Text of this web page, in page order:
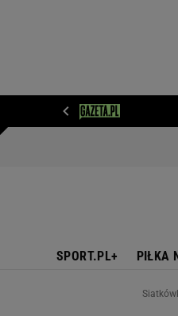
SPORT.PL+ PIŁKA